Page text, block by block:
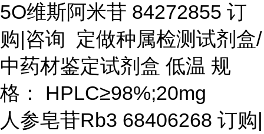
5O维斯阿米苷 84272855 订
购|咨询 定做种属检测试剂盒/
中药材鉴定试剂盒 低温 规
格： HPLC≥98%;20mg
人参皂苷Rb3 68406268 订购|